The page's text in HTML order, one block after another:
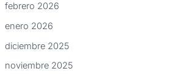
febrero 2026
enero 2026
diciembre 2025
noviembre 2025